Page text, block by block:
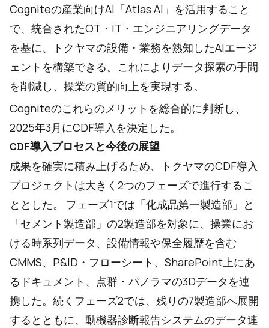
Cogniteの産業向けAI「Atlas AI」を活用すること
で、統合されたOT・IT・エンジニアリングデータ
を基に、トクヤマの設備・業務を熟知したAIエージ
ェントを構築できる。これによりデータ探索の手間
を削減し、操業の質的向上を実現する。
Cogniteのこれらのメリットを総合的に判断し、
2025年3月にCDF導入を決定した。
CDF導入プロセスと今後の展望
成果を確実に積み上げるため、トクヤマのCDF導入
プロジェクトは大きく2つのフェーズで進行するこ
ととした。 フェーズ1では「化成品第一製造部」と
「セメント製造部」の2製造部を対象に、操業にお
ける時系列データ、設備情報や保全履歴を含む
CMMS、P&ID・フローシート、SharePoint上にあ
るドキュメント、点群・パノラマの3Dデータを連
携した。続くフェーズ2では、残りの7製造部へ展開
するとともに、動機器診断報告システムのデータ連